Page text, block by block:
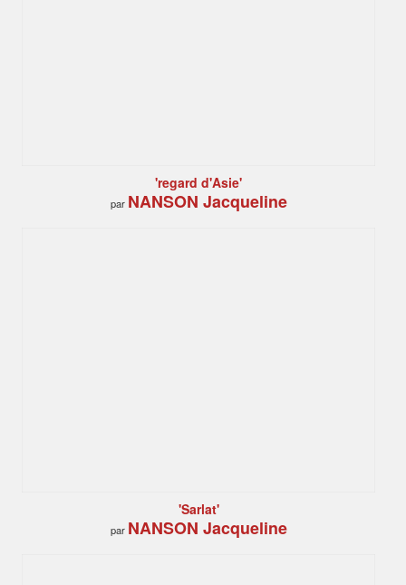
'regard d'Asie'
par NANSON Jacqueline
'Sarlat'
par NANSON Jacqueline